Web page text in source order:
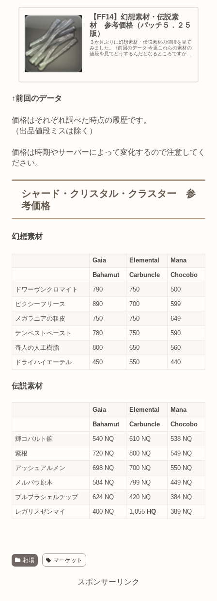
【FF14】幻想素材・伝説素
材 参考価格（パッチ５．２５
版）
３か月ぶりに幻想素材・伝説素材の値段を見て
みました。 ↑前回のデータ 今更これらの素材の
値段を見てどうするんだとなるところですが、
↑前回のデータ
価格はそれぞれ調べた時点の履歴です。
（出品値段ミスは除く）
価格は時期やサーバーによって変化するので注意してく
ださい。
シャード・クリスタル・クラスター 参
考価格
幻想素材
Gaia Elemental
Mana
Bahamut
Carbuncle
Chocobo
ドワーヴンクロマイト
790 750
500
ピクシーフリース
890 700
599
メガラニアの粗皮
750 750
649
テンペストペースト
780 750
590
奇人の人工樹脂
800 650
560
ドライハイエーテル
450 550 440
伝説素材
Gaia Elemental
Mana
Bahamut
Carbuncle
Chocobo
輝コバルト鉱
540 NQ 610 NQ
538 NQ
紫根
720 NQ 800 NQ
549 NQ
アッシュアルメン
698 NQ 700 NQ
550 NQ
メルバウ原木
584 NQ 799 NQ
449 NQ
プルプラシェルチップ
624 NQ 420 NQ
384 NQ
レガリスゼンマイ
400 NQ 1,055 HQ 389 NQ
相場 マーケット
スポンサーリンク